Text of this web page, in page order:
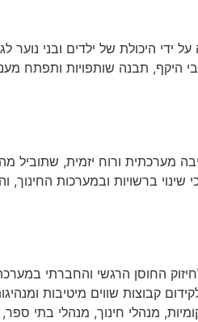
ידי היכולת של ילדים ובני
היקף, תבנה שותפויות ותפתח
ורוח יזמית, שתוביל
שינוי ברשויות ובמערכות
החוסן הרגשי והחברתי
קבוצות שווים מיטיבות
מנהלי חינוך, מנהלי בתי ספר,